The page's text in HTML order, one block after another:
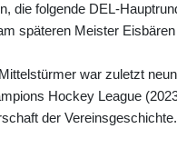
die folgende DEL-
späteren Meister Eisbären
war zuletzt neun
Hockey League
der